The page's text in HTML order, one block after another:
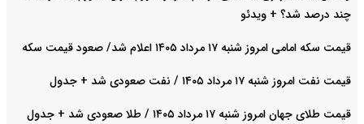
چند درصد شد؟ + ویدئو
قیمت سکه امامی امروز شنبه ۱۷ مرداد ۱۴۰۵ اعلام شد/ صعود قیمت سکه
قیمت نفت امروز شنبه ۱۷ مرداد ۱۴۰۵ / نفت صعودی شد + جدول
قیمت طلای جهان امروز شنبه ۱۷ مرداد ۱۴۰۵ / طلا صعودی شد + جدول